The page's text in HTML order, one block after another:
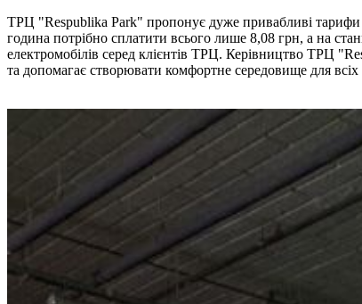
ТРЦ "Respublika Park" пропонує дуже привабливі тарифи
година потрібно сплатити всього лише 8,08 грн, а на
електромобілів серед клієнтів ТРЦ. Керівництво ТРЦ
та допомагає створювати комфортне середовище для всіх